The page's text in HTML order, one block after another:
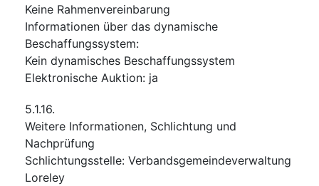
Keine Rahmenvereinbarung
Informationen über das dynamische
Beschaffungssystem:
Kein dynamisches Beschaffungssystem
Elektronische Auktion: ja
5.1.16.
Weitere Informationen, Schlichtung und
Nachprüfung
Schlichtungsstelle: Verbandsgemeindeverwaltung
Loreley